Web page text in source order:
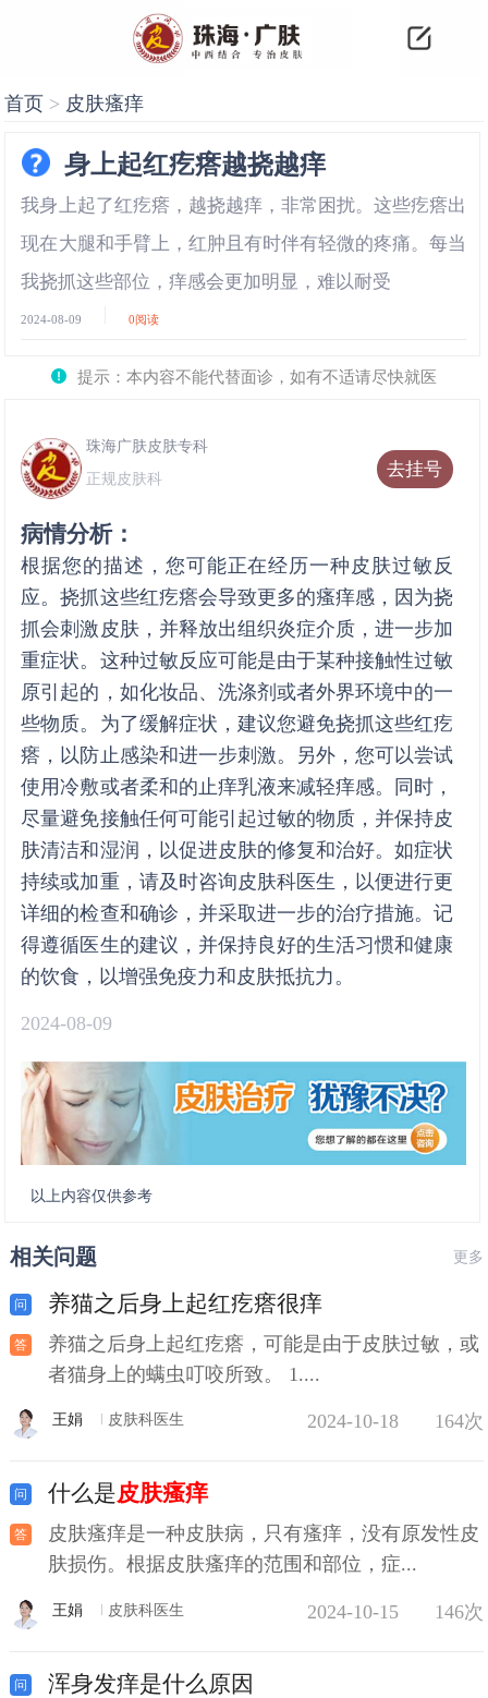
首页 > 皮肤瘙痒
身上起红疙瘩越挠越痒
我身上起了红疙瘩，越挠越痒，非常困扰。这些疙瘩出
现在大腿和手臂上，红肿且有时伴有轻微的疼痛。每当
我挠抓这些部位，痒感会更加明显，难以耐受
2024-08-09 0阅读
提示：本内容不能代替面诊，如有不适请尽快就医
去挂号
珠海广肤皮肤专科
正规皮肤科
病情分析：
根据您的描述，您可能正在经历一种皮肤过敏反
应。挠抓这些红疙瘩会导致更多的瘙痒感，因为挠
抓会刺激皮肤，并释放出组织炎症介质，进一步加
重症状。这种过敏反应可能是由于某种接触性过敏
原引起的，如化妆品、洗涤剂或者外界环境中的一
些物质。为了缓解症状，建议您避免挠抓这些红疙
瘩，以防止感染和进一步刺激。另外，您可以尝试
使用冷敷或者柔和的止痒乳液来减轻痒感。同时，
尽量避免接触任何可能引起过敏的物质，并保持皮
肤清洁和湿润，以促进皮肤的修复和治好。如症状
持续或加重，请及时咨询皮肤科医生，以便进行更
详细的检查和确诊，并采取进一步的治疗措施。记
得遵循医生的建议，并保持良好的生活习惯和健康
的饮食，以增强免疫力和皮肤抵抗力。
2024-08-09
以上内容仅供参考
相关问题 更多
养猫之后身上起红疙瘩很痒
养猫之后身上起红疙瘩，可能是由于皮肤过敏，或
者猫身上的螨虫叮咬所致。 1....
王娟 皮肤科医生 2024-10-18 164次
什么是皮肤瘙痒
皮肤瘙痒是一种皮肤病，只有瘙痒，没有原发性皮
肤损伤。根据皮肤瘙痒的范围和部位，症...
王娟 皮肤科医生 2024-10-15 146次
浑身发痒是什么原因